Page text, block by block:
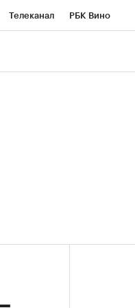
Телеканал РБК Вино